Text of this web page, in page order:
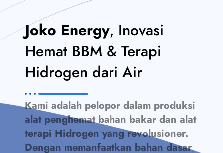
Joko Energy, Inovasi
Hemat BBM & Terapi
Hidrogen dari Air
Kami adalah pelopor dalam produksi
alat penghemat bahan bakar dan alat
terapi Hidrogen yang revolusioner.
Dengan memanfaatkan bahan dasar